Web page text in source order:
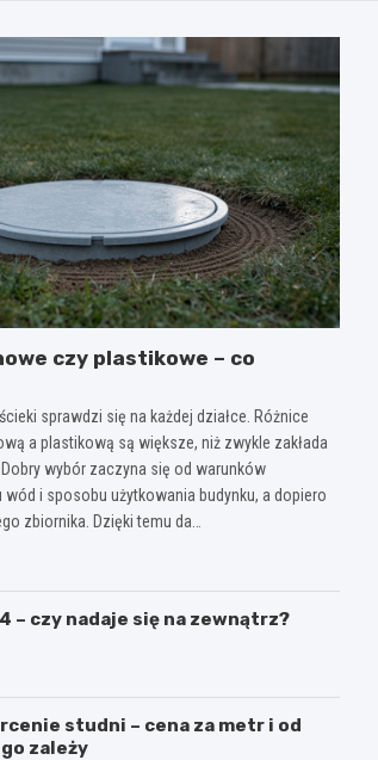
czy plastikowe – co
sprawdzi się na każdej działce. Różnice
a plastikową są większe, niż zwykle zakłada
wybór zaczyna się od warunków
i sposobu użytkowania budynku, a dopiero
zbiornika. Dzięki temu da…
– czy nadaje się na zewnątrz?
studni – cena za metr i od
zależy